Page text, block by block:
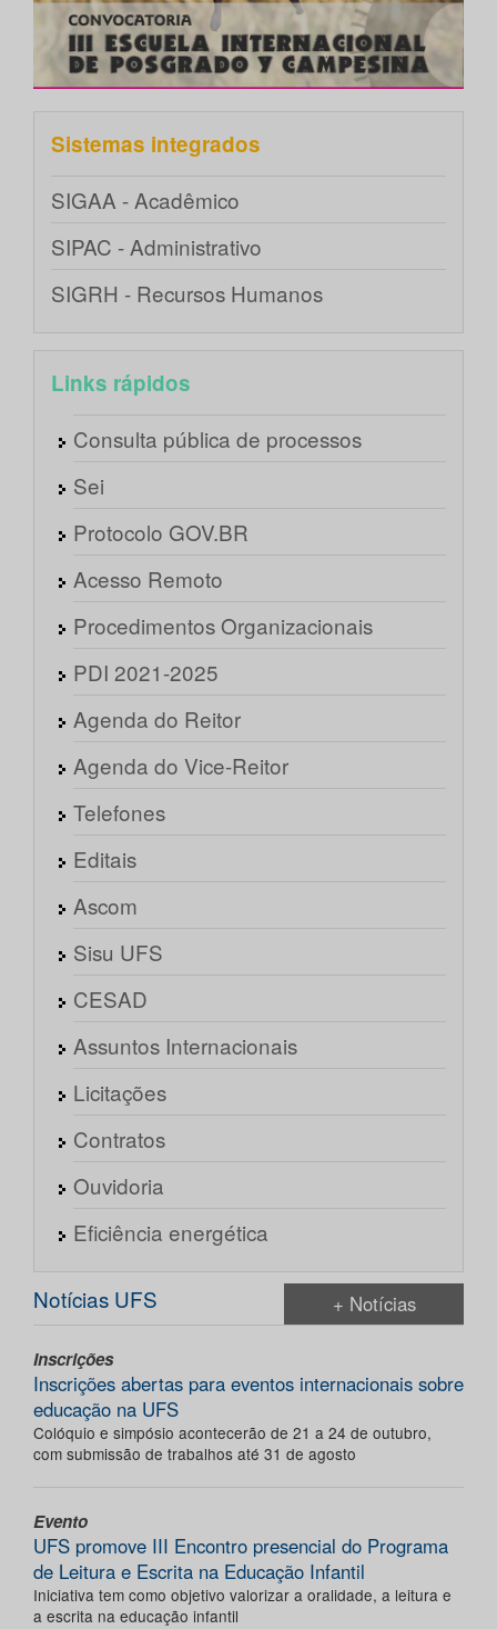
Sistemas integrados
SIGAA - Acadêmico
SIPAC - Administrativo
SIGRH - Recursos Humanos
Links rápidos
Consulta pública de processos
Sei
Protocolo GOV.BR
Acesso Remoto
Procedimentos Organizacionais
PDI 2021-2025
Agenda do Reitor
Agenda do Vice-Reitor
Telefones
Editais
Ascom
Sisu UFS
CESAD
Assuntos Internacionais
Licitações
Contratos
Ouvidoria
Eficiência energética
Notícias UFS + Notícias
Inscrições
Inscrições abertas para eventos internacionais sobre
educação na UFS
Colóquio e simpósio acontecerão de 21 a 24 de outubro,
com submissão de trabalhos até 31 de agosto
Evento
UFS promove III Encontro presencial do Programa
de Leitura e Escrita na Educação Infantil
Iniciativa tem como objetivo valorizar a oralidade, a leitura e
a escrita na educação infantil